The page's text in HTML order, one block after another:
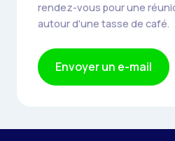
rendez-vous pour une
autour d'une tasse de café.
Envoyer un e-mail